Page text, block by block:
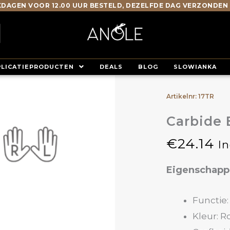
VOOR 12.00 UUR BESTELD, DEZELFDE DAG VERZONDEN
DEALS BLOG SLOWIANKA
Artikelnr: 17TR
Carbide
€24.14
Kleur: